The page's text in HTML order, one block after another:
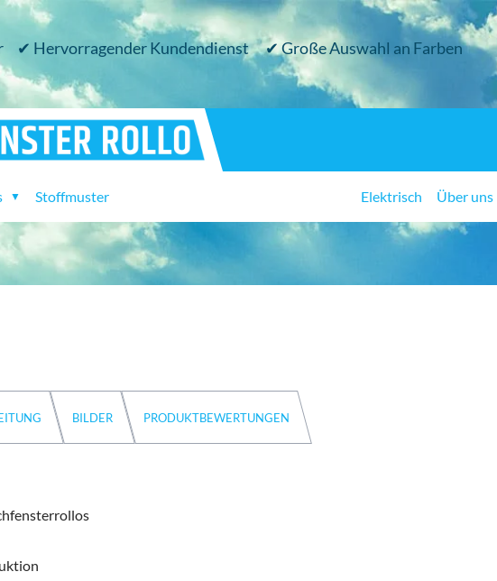
✔ Hervorragender Kundendienst ✔ Große Auswahl an Farben
▼ Stoffmuster Elektrisch Über uns
BILDER PRODUKTBEWERTUNGEN